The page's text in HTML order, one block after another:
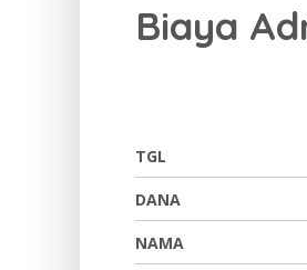
Biaya
TGL
DANA
NAMA